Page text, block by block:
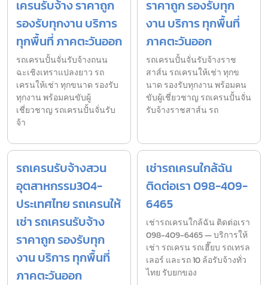
เครนรับจ้าง ราคาถูก
รองรับทุกงาน บริการ
ทุกพื้นที่ ภาคตะวันออก
รถเครนปั้นจั่นรับจ้างถนน
ฉะเชิงเทราแปลงยาว รถ
เครนให้เช่า ทุกขนาด รองรับ
ทุกงาน พร้อมคนขับผู้
เชี่ยวชาญ รถเครนปั้นจั่นรับ
จ้า
ราคาถูก รองรับทุก
งาน บริการ ทุกพื้นที่
ภาคตะวันออก
รถเครนปั้นจั่นรับจ้างราช
สาส์น รถเครนให้เช่า ทุกข
นาด รองรับทุกงาน พร้อมคน
ขับผู้เชี่ยวชาญ รถเครนปั้นจั่น
รับจ้างราชสาส์น รถ
รถเครนรับจ้างสวน
อุตสาหกรรม304-
ประเทศไทย รถเครนให้
เช่า รถเครนรับจ้าง
ราคาถูก รองรับทุก
งาน บริการ ทุกพื้นที่
ภาคตะวันออก
เช่ารถเครนใกล้ฉัน
ติดต่อเรา 098-409-
6465
เช่ารถเครนใกล้ฉัน ติดต่อเรา
098-409-6465 — บริการให้
เช่า รถเครน รถเฮี๊ยบ รถเทรล
เลอร์ และรถ 10 ล้อรับจ้างทั่ว
ไทย รับยกของ